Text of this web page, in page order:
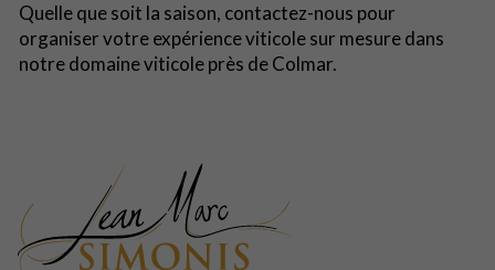
Quelle que soit la saison, contactez-nous pour
organiser votre expérience viticole sur mesure dans
notre domaine viticole près de Colmar.